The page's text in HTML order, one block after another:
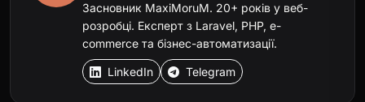
Засновник MaxiMoruM. 20+ років у веб-
розробці. Експерт з Laravel, PHP, e-
commerce та бізнес-автоматизації.
LinkedIn Telegram